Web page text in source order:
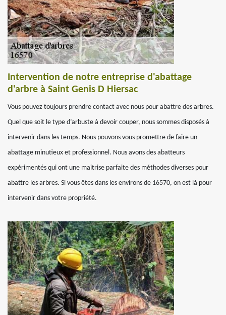
Intervention de notre entreprise d'abattage
d'arbre à Saint Genis D Hiersac
Vous pouvez toujours prendre contact avec nous pour abattre des arbres.
Quel que soit le type d’arbuste à devoir couper, nous sommes disposés à
intervenir dans les temps. Nous pouvons vous promettre de faire un
abattage minutieux et professionnel. Nous avons des abatteurs
expérimentés qui ont une maitrise parfaite des méthodes diverses pour
abattre les arbres. Si vous êtes dans les environs de 16570, on est là pour
intervenir dans votre propriété.